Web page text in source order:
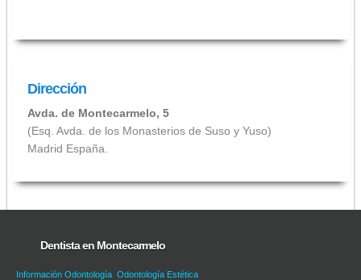
Dirección
Avda. de Montecarmelo, 5
(Esq. Avda. de los Monasterios de Suso y Yuso)
Madrid España.
Dentista en Montecarmelo
Información Odontología Odontología Estética